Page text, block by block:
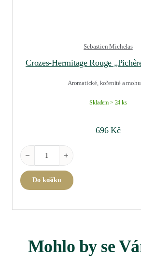
Sebastien Michelas
Crozes-Hermitage Rouge
Aromatické, kořenité a
Skladem > 24 ks
696Kč
Crozes-Hermitage Rouge "Pichères
Do košíku
Mohlo by se